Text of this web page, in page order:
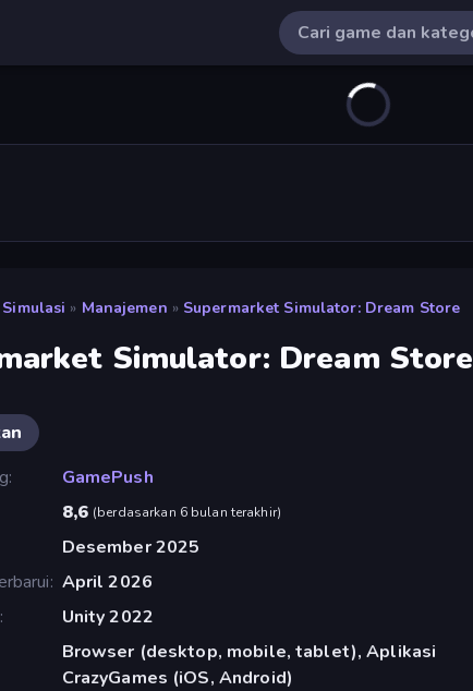
Simulasi » Manajemen » Supermarket Simulator: Dream Store
Simulator: Dream Store
GamePush
8,6 (berdasarkan 6 bulan terakhir)
Desember 2025
April 2026
Unity 2022
Browser (desktop, mobile, tablet), Aplikasi
CrazyGames (iOS, Android)